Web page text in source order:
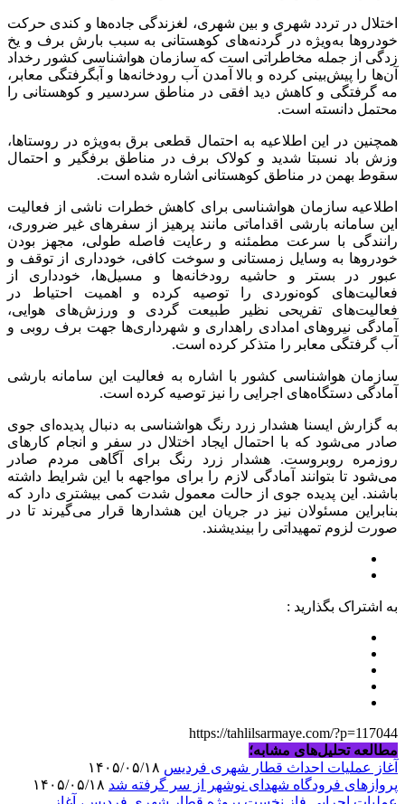
اختلال در تردد شهری و بین شهری، لغزندگی جاده‌ها و کندی حرکت
خودروها به‌ویژه در گردنه‌های کوهستانی به سبب بارش برف و یخ
زدگی از جمله مخاطراتی است که سازمان هواشناسی کشور رخداد
آن‌ها را پیش‌بینی کرده و بالا آمدن آب رودخانه‌ها و آبگرفتگی معابر،
مه گرفتگی و کاهش دید افقی در مناطق سردسیر و کوهستانی را
محتمل دانسته است.
همچنین در این اطلاعیه به احتمال قطعی برق به‌ویژه در روستاها،
وزش باد نسبتا شدید و کولاک برف در مناطق برفگیر و احتمال
سقوط بهمن در مناطق کوهستانی اشاره شده است.
اطلاعیه سازمان هواشناسی برای کاهش خطرات ناشی از فعالیت
این سامانه بارشی اقداماتی مانند پرهیز از سفرهای غیر ضروری،
رانندگی با سرعت مطمئنه و رعایت فاصله طولی، مجهز بودن
خودروها به وسایل زمستانی و سوخت کافی، خودداری از توقف و
عبور در بستر و حاشیه رودخانه‌ها و مسیل‌ها، خودداری از
فعالیت‌های کوه‌نوردی را توصیه کرده و اهمیت احتیاط در
فعالیت‌های تفریحی نظیر طبیعت گردی و ورزش‌های هوایی،
آمادگی نیروهای امدادی راهداری و شهرداری‌ها جهت برف روبی و
آب گرفتگی معابر را متذکر کرده است.
سازمان هواشناسی کشور با اشاره به فعالیت این سامانه بارشی
آمادگی دستگاه‌های اجرایی را نیز توصیه کرده است.
به گزارش ایسنا هشدار زرد رنگ هواشناسی به دنبال پدیده‌ای جوی
صادر می‌شود که با احتمال ایجاد اختلال در سفر و انجام کارهای
روزمره روبروست. هشدار زرد رنگ برای آگاهی مردم صادر
می‌شود تا بتوانند آمادگی لازم را برای مواجهه با این شرایط داشته
باشند. این پدیده جوی از حالت معمول شدت کمی بیشتری دارد که
بنابراین مسئولان نیز در جریان این هشدارها قرار می‌گیرند تا در
صورت لزوم تمهیداتی را بیندیشند.
به اشتراک بگذارید :
https://tahlilsarmaye.com/?p=117044
مطالعه تحلیل‌های مشابه؛
آغاز عملیات احداث قطار شهری فردیس
پروازهای فرودگاه شهدای نوشهر از سر گرفته شد